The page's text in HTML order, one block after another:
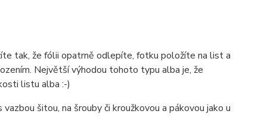
tak, že fólii opatrně odlepíte, fotku položíte na list a
Největší výhodou tohoto typu alba je, že
listu alba :-)
šitou, na šrouby či kroužkovou a pákovou jako u